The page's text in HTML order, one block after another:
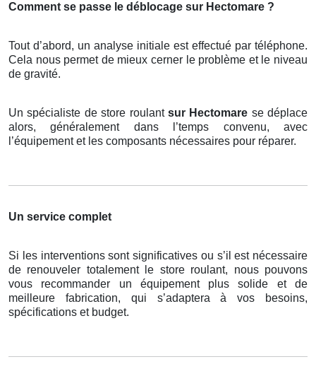
Comment se passe le déblocage sur Hectomare ?
Tout d’abord, un analyse initiale est effectué par téléphone.
Cela nous permet de mieux cerner le problème et le niveau
de gravité.
Un spécialiste de store roulant sur Hectomare se déplace
alors, généralement dans l’temps convenu, avec
l’équipement et les composants nécessaires pour réparer.
Un service complet
Si les interventions sont significatives ou s’il est nécessaire
de renouveler totalement le store roulant, nous pouvons
vous recommander un équipement plus solide et de
meilleure fabrication, qui s’adaptera à vos besoins,
spécifications et budget.